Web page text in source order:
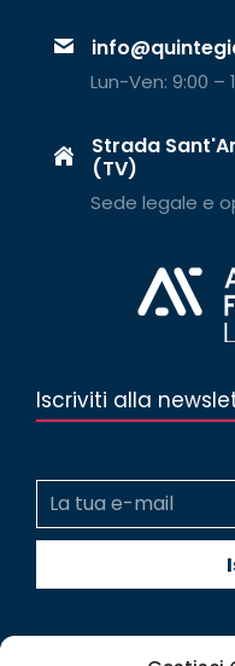
Lun-Ven: 9:00 –
Strada
(TV)
Sede legale e
Iscriviti alla